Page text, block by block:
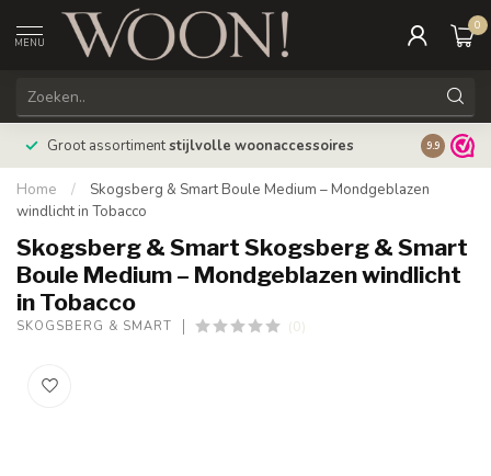
MENU
0
Groot assortimentstijlvolle woonaccessoires 9.9
Home /
Skogsberg & Smart Boule Medium – Mondgeblazen
windlicht in Tobacco
Skogsberg & Smart Skogsberg & Smart
Boule Medium – Mondgeblazen windlicht
in Tobacco
SKOGSBERG & SMART (0)